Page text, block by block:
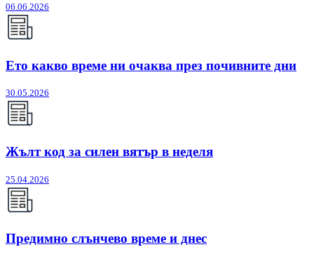
06.06.2026
Ето какво време ни очаква през почивните дни
30.05.2026
Жълт код за силен вятър в неделя
25.04.2026
Предимно слънчево време и днес